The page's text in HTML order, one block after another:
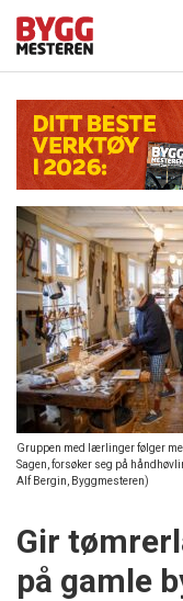
Gruppen med lærlinger følger
Sagen, forsøker seg på
Alf Bergin, Byggmesteren)
Gir
på gamle